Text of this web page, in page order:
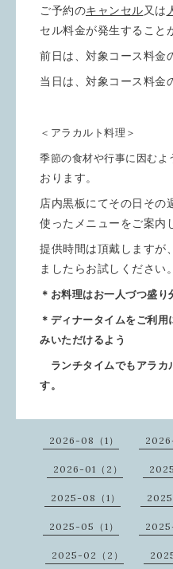
ご予約のキャンセル又は
セル料金が発生すること
前日は、対象コース料金
当日は、対象コース料金
＜アラカルト料理＞
季節の食材や行事に因むよ
おります。
店内黒板にてその日その
使ったメニューをご案内
提供時間は頂戴しますが
ましたらお試しください。
＊お料理はお一人づつ盛
＊ディナータイムをご利
みいただけるよう
ランチタイムでもアラカ
す。
2026-08（1）
2026-01（2）
2025-08（1）
2025-05（1）
2025-02（2）